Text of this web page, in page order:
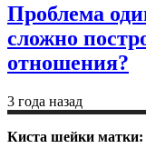
Проблема
сложно
отношения?
3 года назад
Киста шейки матки: